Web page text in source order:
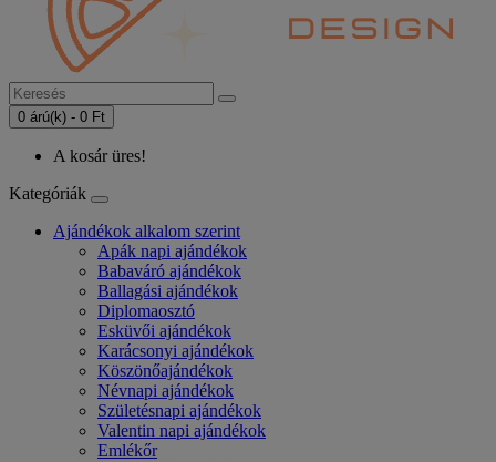
0 árú(k) - 0 Ft
A kosár üres!
Kategóriák
Ajándékok alkalom szerint
Apák napi ajándékok
Babaváró ajándékok
Ballagási ajándékok
Diplomaosztó
Esküvői ajándékok
Karácsonyi ajándékok
Köszönőajándékok
Névnapi ajándékok
Születésnapi ajándékok
Valentin napi ajándékok
Emlékőr